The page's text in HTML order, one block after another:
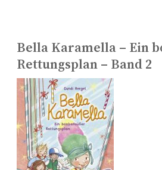
Bella Karamella – Ein
Rettungsplan –